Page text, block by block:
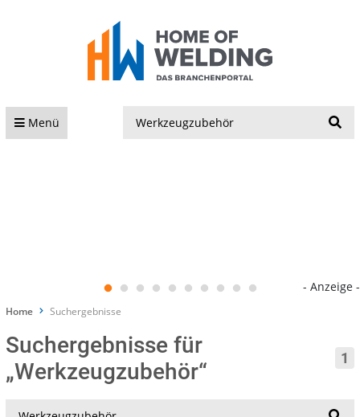
Menü
- Anzeige -
Home Suchergebnisse
Suchergebnisse für
„Werkzeugzubehör“
1